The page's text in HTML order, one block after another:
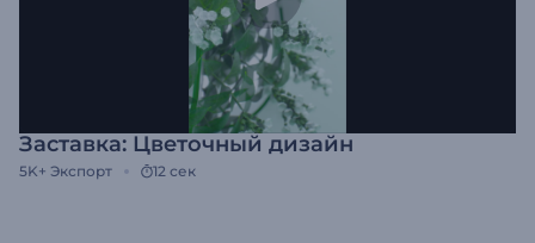
Заставка: Цветочный дизайн
5K+ Экспорт 12 сек